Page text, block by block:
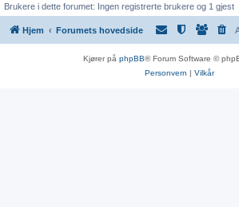
Brukere i dette forumet: Ingen registrerte brukere og 1 gjest
Hjem Forumets hovedside
Kjører på phpBB® Forum Software ©
Personvern | Vilkår